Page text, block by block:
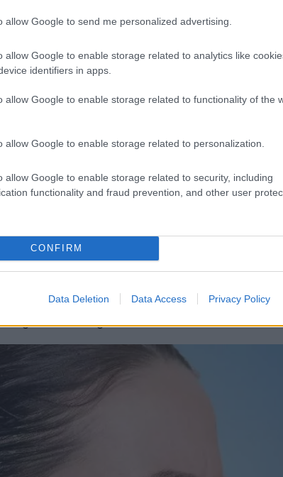
allow Google to send me personalized advertising.
allow Google to enable storage related to analytics like
identifiers in apps.
allow Google to enable storage related to functionality of the
allow Google to enable storage related to personalization.
allow Google to enable storage related to security, including
functionality and fraud prevention, and other user
CONFIRM
Data Deletion Data Access Privacy Policy
Defekt, bei dem die
was diesen speziellen Gendefekt verursacht,
der Schwangerschaft kann zu seiner
können Ärzte durch plastische Chirurgie ein
für eine
entwickeln. Wenn ein Arzt bei einem
einen Nierentest anordnen oder eine
genaueres Ergebnis zu erhalten.